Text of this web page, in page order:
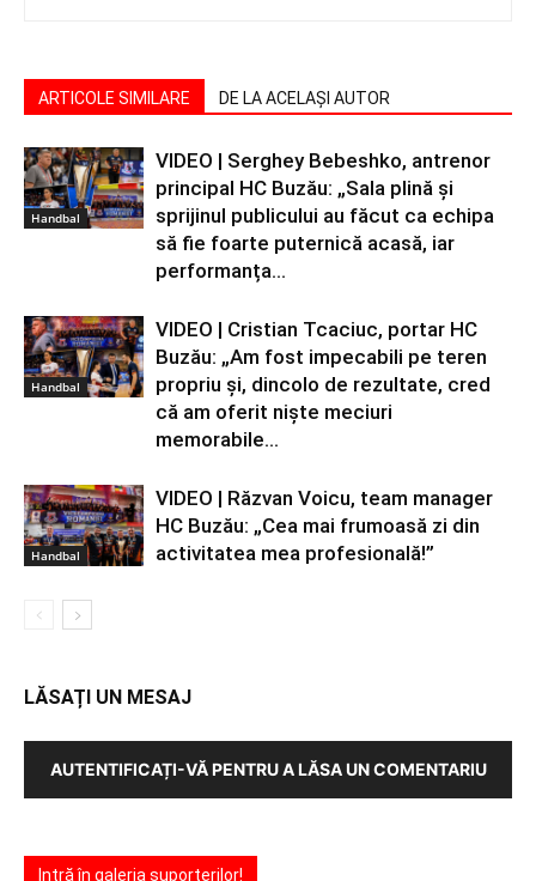
ARTICOLE SIMILARE DE LA ACELAȘI AUTOR
Handbal
VIDEO | Serghey Bebeshko, antrenor
principal HC Buzău: „Sala plină și
sprijinul publicului au făcut ca echipa
să fie foarte puternică acasă, iar
performanța...
Handbal
VIDEO | Cristian Tcaciuc, portar HC
Buzău: „Am fost impecabili pe teren
propriu și, dincolo de rezultate, cred
că am oferit niște meciuri
memorabile...
Handbal
VIDEO | Răzvan Voicu, team manager
HC Buzău: „Cea mai frumoasă zi din
activitatea mea profesională!”
LĂSAȚI UN MESAJ
AUTENTIFICAȚI-VĂ PENTRU A LĂSA UN COMENTARIU
Intră în galeria suporterilor!